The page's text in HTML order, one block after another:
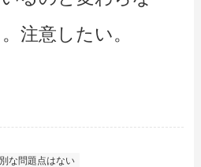
注意したい。
問題点はない